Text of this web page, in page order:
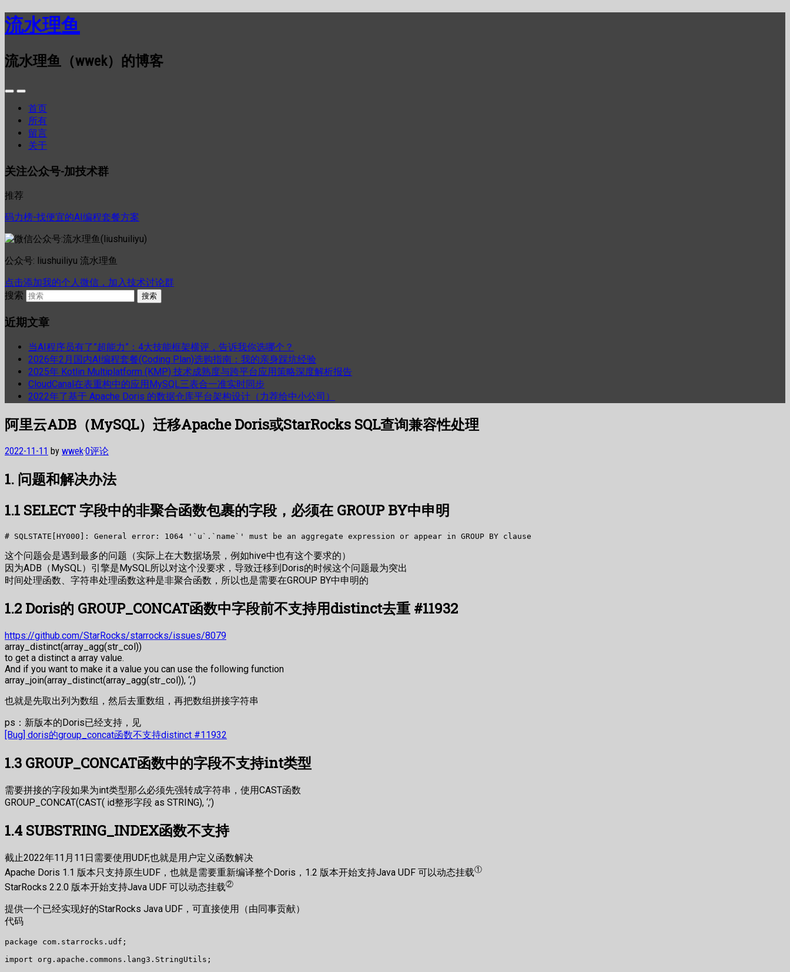
流水理鱼
流水理鱼（wwek）的博客
首页
所有
留言
关于
关注公众号-加技术群
推荐
码力榜-找便宜的AI编程套餐方案
公众号: liushuiliyu 流水理鱼
点击添加我的个人微信，加入技术讨论群
搜索
近期文章
当AI程序员有了”超能力”：4大技能框架横评，告诉我你选哪个？
2026年2月国内AI编程套餐(Coding Plan)选购指南：我的亲身踩坑经验
2025年 Kotlin Multiplatform (KMP) 技术成熟度与跨平台应用策略深度解析报告
CloudCanal在表重构中的应用MySQL三表合一准实时同步
2022年了基于 Apache Doris 的数据仓库平台架构设计（力荐给中小公司）
阿里云ADB（MySQL）迁移Apache Doris或StarRocks SQL查询兼容性处理
2022-11-11 by wwek·0评论
1. 问题和解决办法
1.1 SELECT 字段中的非聚合函数包裹的字段，必须在 GROUP BY中申明
这个问题会是遇到最多的问题（实际上在大数据场景，例如hive中也有这个要求的）
因为ADB（MySQL）引擎是MySQL所以对这个没要求，导致迁移到Doris的时候这个问题最为突出
时间处理函数、字符串处理函数这种是非聚合函数，所以也是需要在GROUP BY中申明的
1.2 Doris的 GROUP_CONCAT函数中字段前不支持用distinct去重 #11932
https://github.com/StarRocks/starrocks/issues/8079
array_distinct(array_agg(str_col))
to get a distinct a array value.
And if you want to make it a value you can use the following function
array_join(array_distinct(array_agg(str_col)), ‘,’)
也就是先取出列为数组，然后去重数组，再把数组拼接字符串
ps：新版本的Doris已经支持，见
[Bug] doris的group_concat函数不支持distinct #11932
1.3 GROUP_CONCAT函数中的字段不支持int类型
需要拼接的字段如果为int类型那么必须先强转成字符串，使用CAST函数
GROUP_CONCAT(CAST( id整形字段 as STRING), ‘,’)
1.4 SUBSTRING_INDEX函数不支持
截止2022年11月11日需要使用UDF,也就是用户定义函数解决
Apache Doris 1.1 版本只支持原生UDF，也就是需要重新编译整个Doris，1.2 版本开始支持Java UDF 可以动态挂载①
StarRocks 2.2.0 版本开始支持Java UDF 可以动态挂载②
提供一个已经实现好的StarRocks Java UDF，可直接使用（由同事贡献）
代码
package com.starrocks.udf;
import org.apache.commons.lang3.StringUtils;